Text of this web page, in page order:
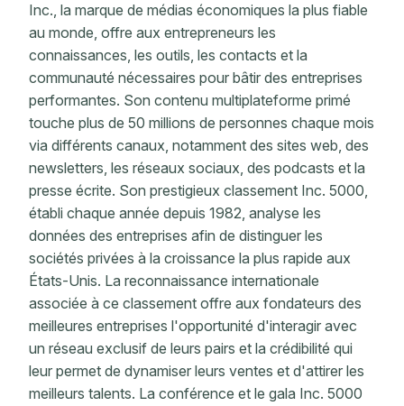
Inc., la marque de médias économiques la plus fiable
au monde, offre aux entrepreneurs les
connaissances, les outils, les contacts et la
communauté nécessaires pour bâtir des entreprises
performantes. Son contenu multiplateforme primé
touche plus de 50 millions de personnes chaque mois
via différents canaux, notamment des sites web, des
newsletters, les réseaux sociaux, des podcasts et la
presse écrite. Son prestigieux classement Inc. 5000,
établi chaque année depuis 1982, analyse les
données des entreprises afin de distinguer les
sociétés privées à la croissance la plus rapide aux
États-Unis. La reconnaissance internationale
associée à ce classement offre aux fondateurs des
meilleures entreprises l'opportunité d'interagir avec
un réseau exclusif de leurs pairs et la crédibilité qui
leur permet de dynamiser leurs ventes et d'attirer les
meilleurs talents. La conférence et le gala Inc. 5000